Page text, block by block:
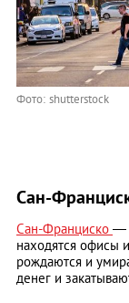
Фото: shutterstock
Сан-
Сан-Франциско —
находятся офисы
рождаются и
денег и